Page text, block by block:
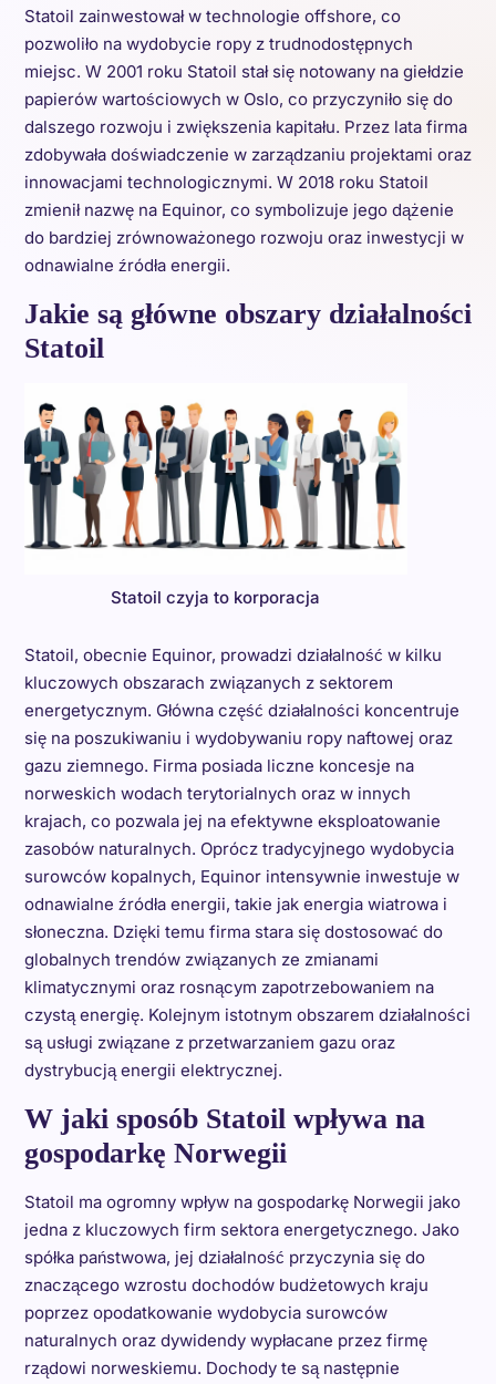
Statoil zainwestował w technologie offshore, co
pozwoliło na wydobycie ropy z trudnodostępnych
miejsc. W 2001 roku Statoil stał się notowany na giełdzie
papierów wartościowych w Oslo, co przyczyniło się do
dalszego rozwoju i zwiększenia kapitału. Przez lata firma
zdobywała doświadczenie w zarządzaniu projektami oraz
innowacjami technologicznymi. W 2018 roku Statoil
zmienił nazwę na Equinor, co symbolizuje jego dążenie
do bardziej zrównoważonego rozwoju oraz inwestycji w
odnawialne źródła energii.
Jakie są główne obszary działalności
Statoil
Statoil czyja to korporacja
Statoil, obecnie Equinor, prowadzi działalność w kilku
kluczowych obszarach związanych z sektorem
energetycznym. Główna część działalności koncentruje
się na poszukiwaniu i wydobywaniu ropy naftowej oraz
gazu ziemnego. Firma posiada liczne koncesje na
norweskich wodach terytorialnych oraz w innych
krajach, co pozwala jej na efektywne eksploatowanie
zasobów naturalnych. Oprócz tradycyjnego wydobycia
surowców kopalnych, Equinor intensywnie inwestuje w
odnawialne źródła energii, takie jak energia wiatrowa i
słoneczna. Dzięki temu firma stara się dostosować do
globalnych trendów związanych ze zmianami
klimatycznymi oraz rosnącym zapotrzebowaniem na
czystą energię. Kolejnym istotnym obszarem działalności
są usługi związane z przetwarzaniem gazu oraz
dystrybucją energii elektrycznej.
W jaki sposób Statoil wpływa na
gospodarkę Norwegii
Statoil ma ogromny wpływ na gospodarkę Norwegii jako
jedna z kluczowych firm sektora energetycznego. Jako
spółka państwowa, jej działalność przyczynia się do
znaczącego wzrostu dochodów budżetowych kraju
poprzez opodatkowanie wydobycia surowców
naturalnych oraz dywidendy wypłacane przez firmę
rządowi norweskiemu. Dochody te są następnie